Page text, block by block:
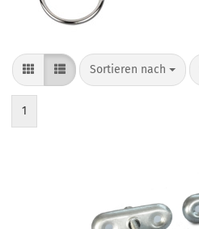
Sortieren nach
1